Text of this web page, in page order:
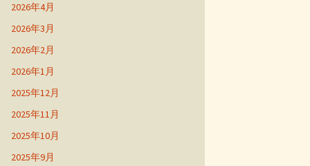
2026年4月
2026年3月
2026年2月
2026年1月
2025年12月
2025年11月
2025年10月
2025年9月